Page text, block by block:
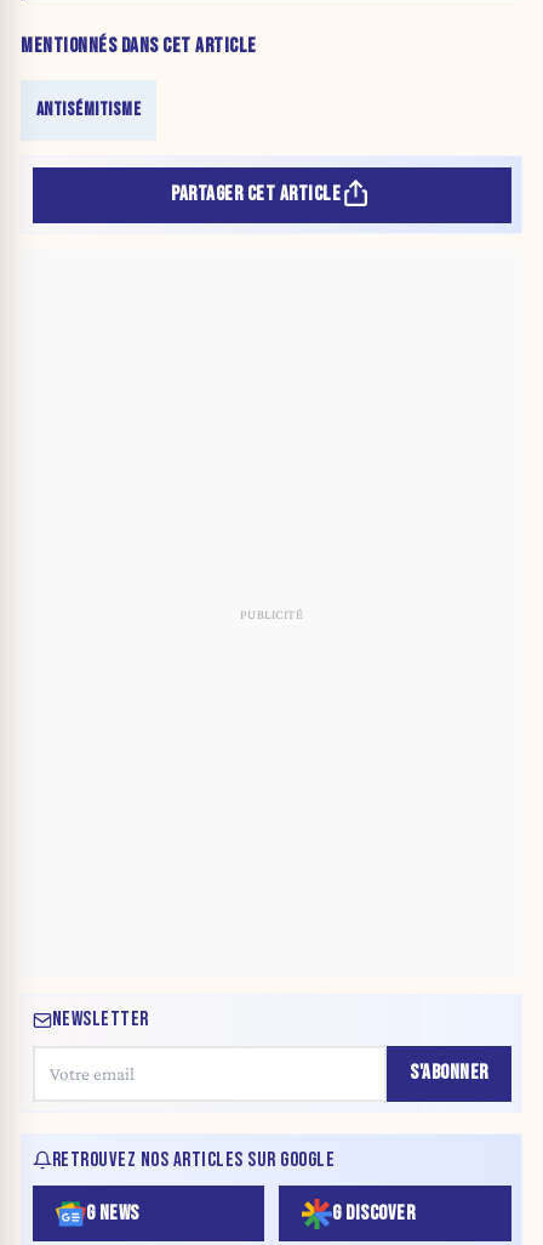
MENTIONNÉS DANS CET ARTICLE
ANTISÉMITISME
PARTAGER CET ARTICLE
NEWSLETTER
S'ABONNER
RETROUVEZ NOS ARTICLES SUR GOOGLE
G NEWS G DISCOVER